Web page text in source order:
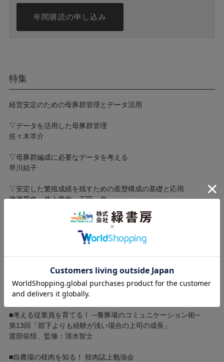
年間購読の申し込み
特集
経営安定のための母豚群管理とデータ活用
▽データを活用した母豚群管理
佐々木羊介
▽母豚群編成に必要なデータを考える
早川結子
▽安定した繁殖成績を残すための産歴構成の基礎と応用
塗廣育也、井上貴幸、石田 泉
▽足し算だけでできる淘汰基準～直近３産の分娩データ２項目を
■今さら聞けない養豚用語
第25回「堆肥化とふん尿処理」
羽賀清典
■考える従業員を育てる！ ─養豚場のコミュニケーション術─
第13回「部下よりも経験が浅い場合の上司の成長」
渡部佑悟、監修：清水智士
■自農場の枝肉を知る！ 枝肉誌上勉強会